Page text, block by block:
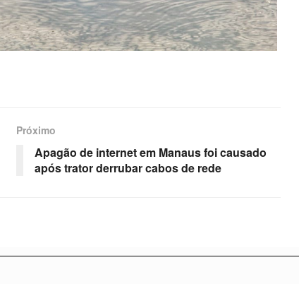
Próximo
Apagão de internet em Manaus foi causado
após trator derrubar cabos de rede